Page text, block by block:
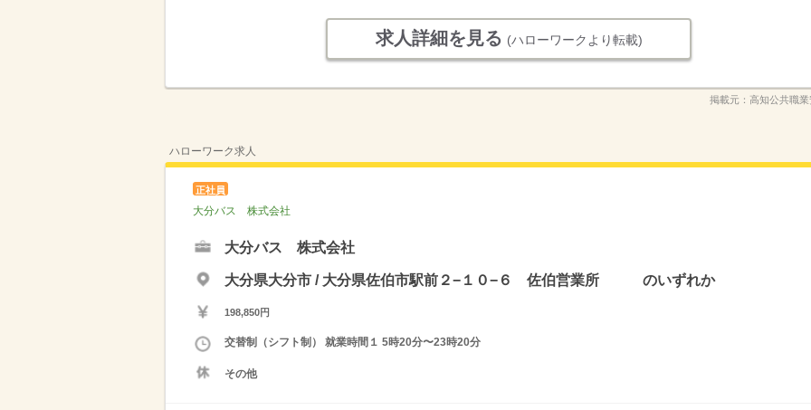
求人詳細を見る (ハローワークより転載)
掲載元： 高知公共職
ハローワーク求人
正社員
大分バス 株式会社
大分バス 株式会社
大分県大分市 / 大分県佐伯市駅前２−１０−６ 佐伯営業所 のいずれか
198,850円
交替制（シフト制） 就業時間１ 5時20分〜23時20分
その他